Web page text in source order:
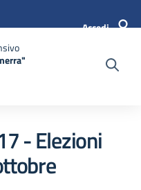
Accedi
- Elezioni